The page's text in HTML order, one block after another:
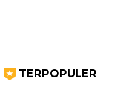
TERPOPULER